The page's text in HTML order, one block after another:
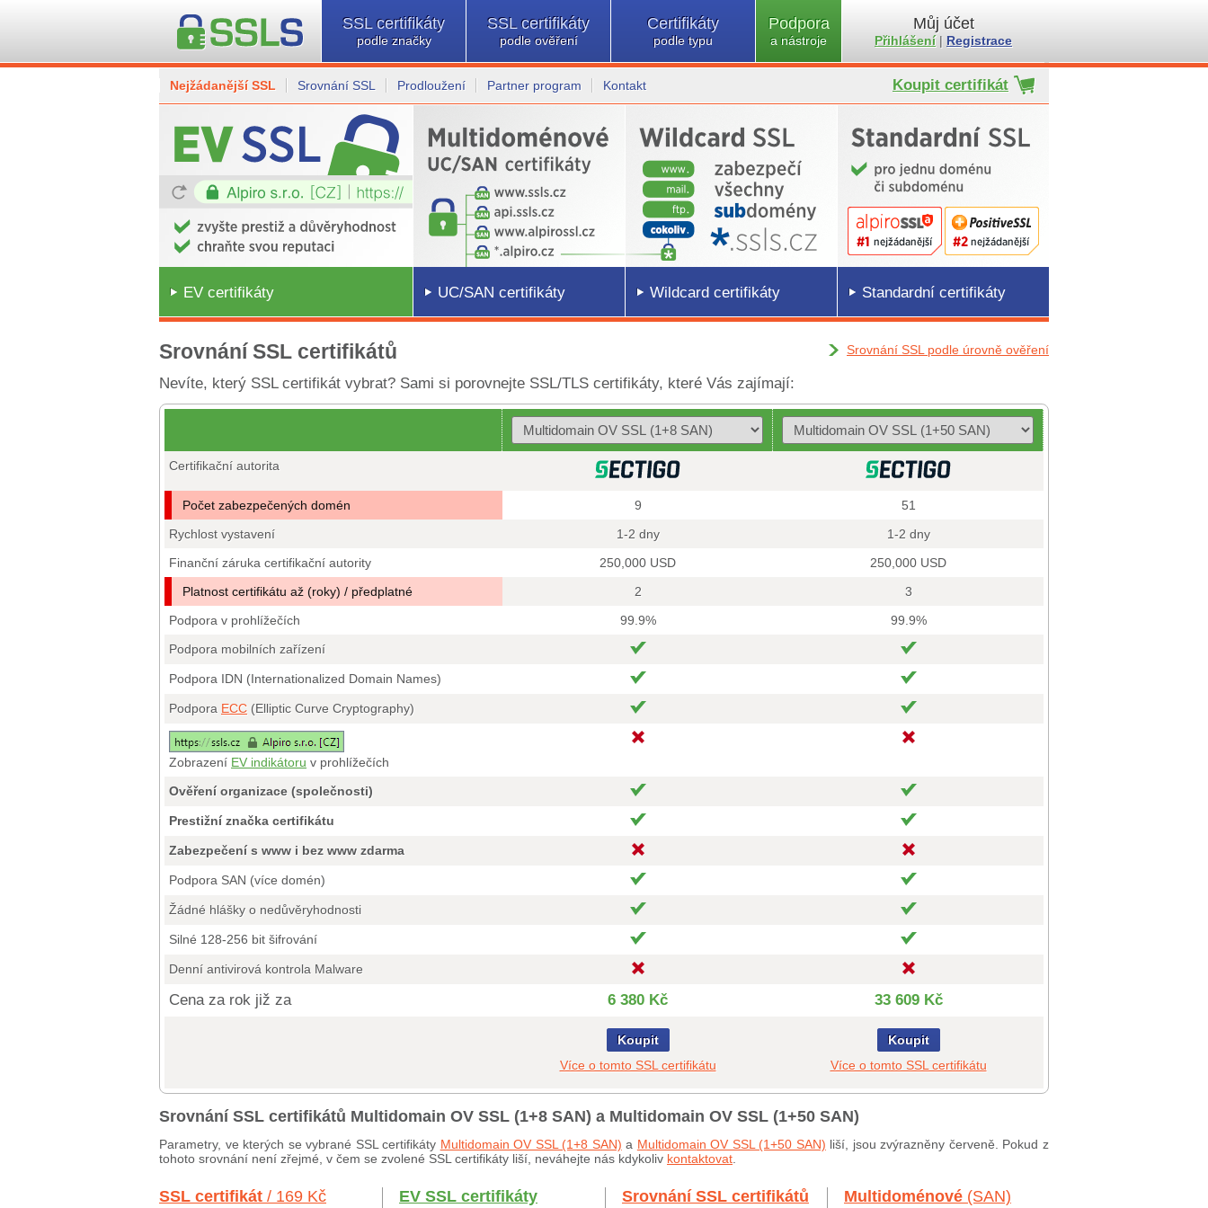
SSL certifikáty
podle značky
SSL certifikáty
podle ověření
Certifikáty
podle typu
Podpora
a nástroje
Můj účet
Přihlášení| Registrace
Nejžádanější SSL Srovnání SSL Prodloužení Partner program Kontakt Koupit certifikát
EV certifikáty UC/SAN certifikáty Wildcard certifikáty Standardní certifikáty
Srovnání SSL certifikátů Srovnání SSL podle úrovně ověření
Nevíte, který SSL certifikát vybrat? Sami si porovnejte SSL/TLS certifikáty, které Vás zajímají:
Certifikační autorita
Počet zabezpečených domén 9
51
Rychlost vystavení
1-2 dny
1-2 dny
Finanční záruka certifikační autority
250,000 USD
250,000 USD
Platnost certifikátu až (roky) / předplatné
2
3
Podpora v prohlížečích
99.9%
99.9%
Podpora mobilních zařízení
Podpora IDN (Internationalized Domain Names)
Podpora ECC (Elliptic Curve Cryptography)
Zobrazení EV indikátoru v prohlížečích
Ověření organizace (společnosti)
Prestižní značka certifikátu
Zabezpečení s www i bez www zdarma
Podpora SAN (více domén)
Žádné hlášky o nedůvěryhodnosti
Silné 128-256 bit šifrování
Denní antivirová kontrola Malware
Cena za rok již za 6 380 Kč 33 609 Kč
Koupit
Více o tomto SSL certifikátu
Koupit
Více o tomto SSL certifikátu
Srovnání SSL certifikátů Multidomain OV SSL (1+8 SAN) a Multidomain OV SSL (1+50 SAN)
Parametry, ve kterých se vybrané SSL certifikáty Multidomain OV SSL (1+8 SAN) a Multidomain OV SSL (1+50 SAN) liší, jsou zvýrazněny červeně. Pokud z
tohoto srovnání není zřejmé, v čem se zvolené SSL certifikáty liší, neváhejte nás kdykoliv kontaktovat
SSL certifikát / 169 Kč EV SSL certifikáty Srovnání SSL certifikátů Multidoménové (SAN)